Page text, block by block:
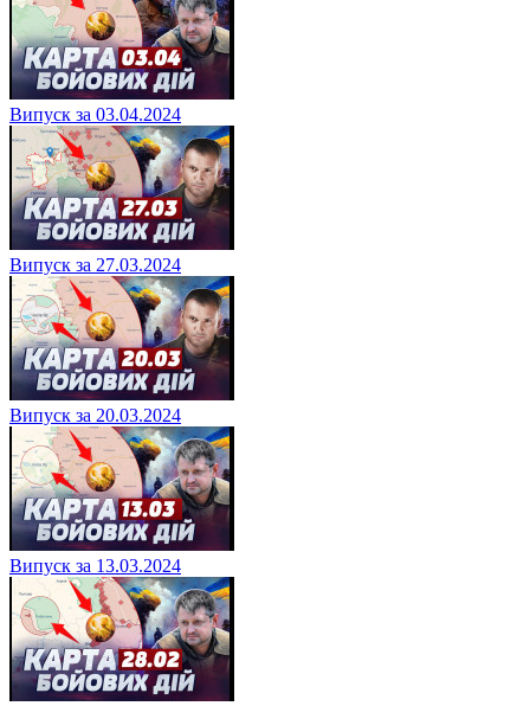
Випуск за 03.04.2024
Випуск за 27.03.2024
Випуск за 20.03.2024
Випуск за 13.03.2024